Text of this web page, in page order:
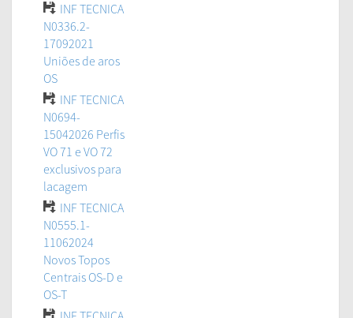
INF TECNICA
N0336.2-
17092021
Uniões de aros
OS
INF TECNICA
N0694-
15042026 Perfis
VO 71 e VO 72
exclusivos para
lacagem
INF TECNICA
N0555.1-
11062024
Novos Topos
Centrais OS-D e
OS-T